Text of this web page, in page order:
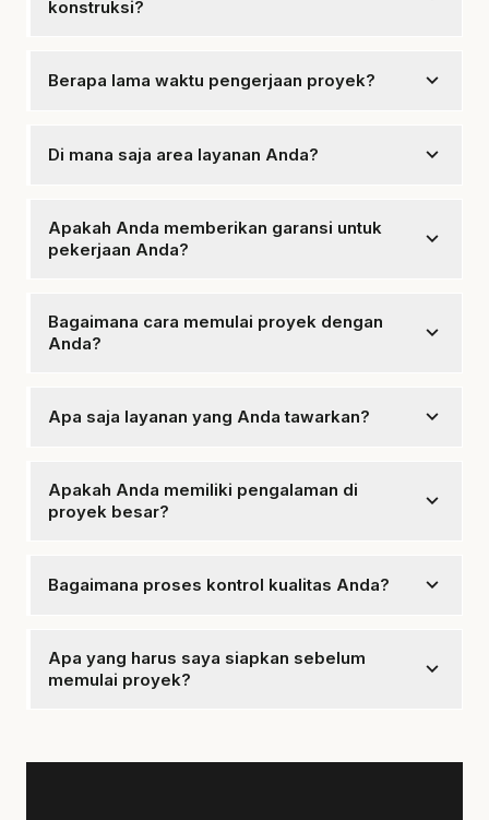
konstruksi?
proyek, material yang digunakan, dan metode
konstruksi.
Berapa lama waktu pengerjaan proyek? expand_more
biasanya antara 1 hingga 3 bulan.
Di mana saja area layanan Anda? expand_more
Apakah Anda memberikan garansi untuk
pekerjaan Anda?
expand_more
kerjakan.
Bagaimana cara memulai proyek dengan
Anda?
expand_more
membantu Anda merencanakan proyek.
Apa saja layanan yang Anda tawarkan? expand_more
pengerjaan konstruksi.
Apakah Anda memiliki pengalaman di
proyek besar?
expand_more
berbagai proyek besar dan kompleks.
Bagaimana proses kontrol kualitas Anda? expand_more
kualitas setiap proyek.
Apa yang harus saya siapkan sebelum
memulai proyek?
expand_more